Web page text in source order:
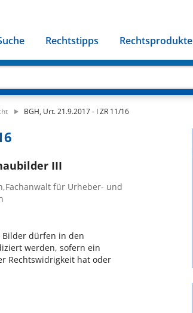
Rechtstipps Rechtsprodukte
BGH, Urt. 21.9.2017 - I ZR 11/16
III
für Urheber- und
dürfen in den
werden, sofern ein
Rechtswidrigkeit hat oder